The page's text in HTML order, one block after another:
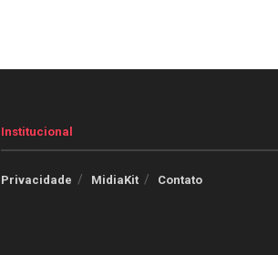
Institucional
Privacidade MidiaKit Contato